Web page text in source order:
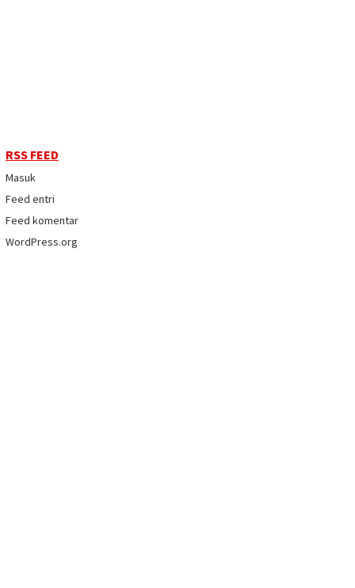
RSS FEED
Masuk
Feed entri
Feed komentar
WordPress.org